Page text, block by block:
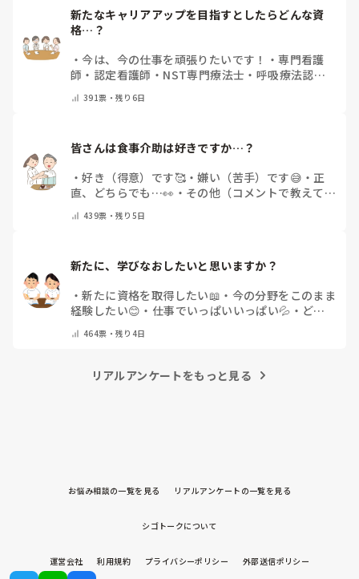
新たなキャリアアップを目指すとしたらどんな資
格…？
・今は、今の仕事を頑張りたいです！ ・専門看護
師 ・ 認定看護師 ・ NST専門療法士 ・ 呼吸療法認定
内視鏡技師・その他(コメントで教えて下さい)
391票・残り6日
皆さんは食事介助は好きですか…？
・好き（得意）です🥰・嫌い（苦手）です😅 ・ 正
直、どちらでも…👀 ・ その他（コメントで教えてく
439票・残り5日
新たに、学びなおしたいと思いますか？
・新たに資格を取得したい📖 ・ 今の分野をこのまま
経験したい😊 ・ 仕事でいっぱいいっぱい💦 ・ どん
教えてください）
464票・残り4日
リアルアンケートをもっと見る
お悩み相談の一覧を見る リアルアンケートの一覧を見る
シゴトークについて
運営会社 利用規約 プライバシーポリシー 外部送信ポリシー